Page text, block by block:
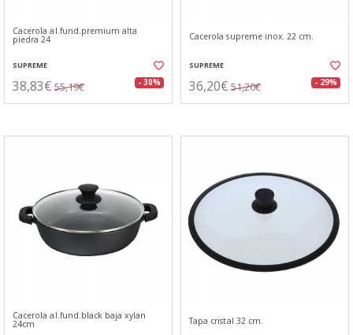
Cacerola al.fund.premium alta
piedra 24
SUPREME
38,83€ 55,19€ - 30%
Cacerola supreme inox. 22 cm.
SUPREME
36,20€ 51,20€ - 29%
Cacerola al.fund.black baja xylan
24cm Tapa cristal 32 cm.